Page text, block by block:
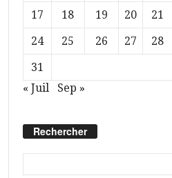
17
18 19 20 21
24
25 26 27 28
31
« Juil
Sep »
Rechercher